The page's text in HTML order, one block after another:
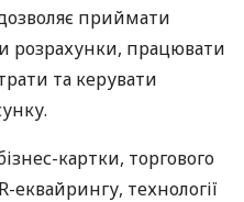
приймати
розрахунки, працювати
та керувати
картки, торгового
еквайрингу, технології